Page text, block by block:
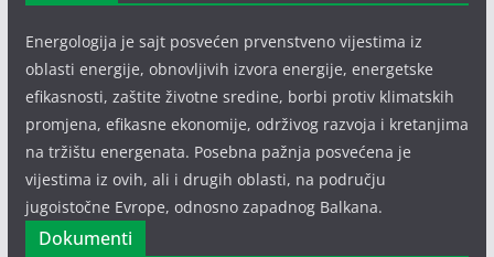
Energologija je sajt posvećen prvenstveno vijestima iz
oblasti energije, obnovljivih izvora energije, energetske
efikasnosti, zaštite životne sredine, borbi protiv klimatskih
promjena, efikasne ekonomije, održivog razvoja i kretanjima
na tržištu energenata. Posebna pažnja posvećena je
vijestima iz ovih, ali i drugih oblasti, na području
jugoistočne Evrope, odnosno zapadnog Balkana.
Dokumenti